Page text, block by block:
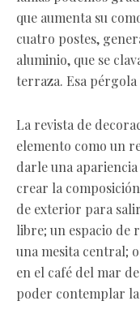
que aumenta su
cuatro postes,
aluminio, que se
terraza. Esa
La revista de
elemento como un
darle una
crear la
de exterior para
libre; un espacio de
una mesita central;
en el café del mar
poder contemplar